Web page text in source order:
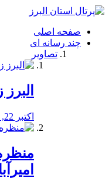
فصد
شرق
تهران
خشکشویی
صفحه اصلی
چند رسانه ای
تصاویر
البرز
اکتبر 22, 2019